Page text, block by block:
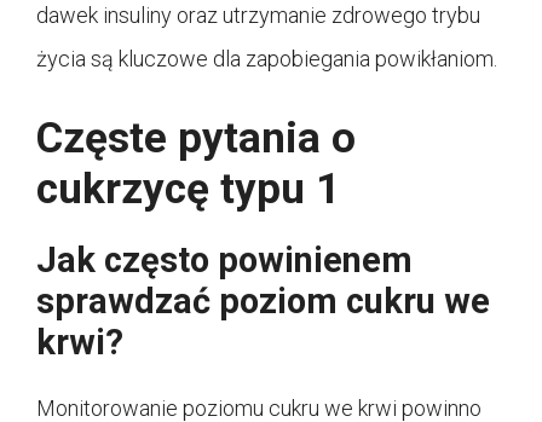
dawek insuliny oraz utrzymanie zdrowego trybu
życia są kluczowe dla zapobiegania powikłaniom.
Częste pytania o
cukrzycę typu 1
Jak często powinienem
sprawdzać poziom cukru we
krwi?
Monitorowanie poziomu cukru we krwi powinno